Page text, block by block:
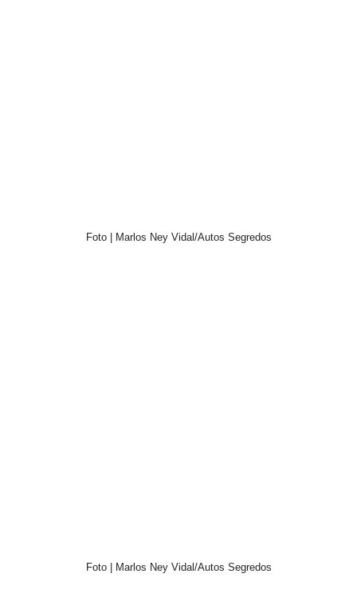
Foto | Marlos Ney Vidal/Autos Segredos
Foto | Marlos Ney Vidal/Autos Segredos